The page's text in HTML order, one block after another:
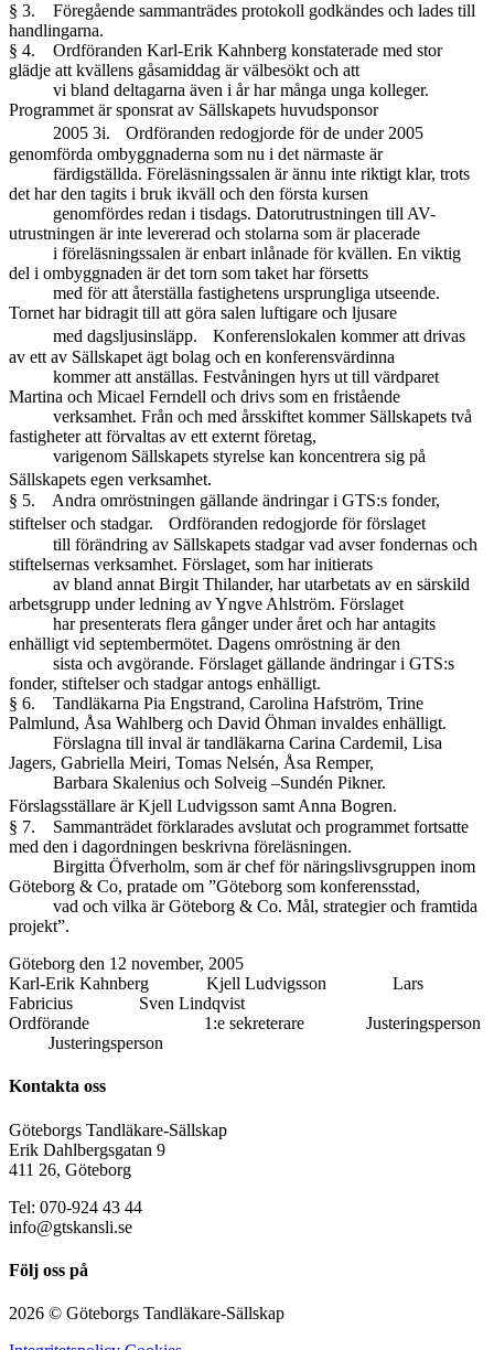
§ 3. Föregående sammanträdes protokoll godkändes och lades till
handlingarna.
§ 4. Ordföranden Karl-Erik Kahnberg konstaterade med stor
glädje att kvällens gåsamiddag är välbesökt och att
vi bland deltagarna även i år har många unga kolleger.
Programmet är sponsrat av Sällskapets huvudsponsor
2005 3i. Ordföranden redogjorde för de under 2005
genomförda ombyggnaderna som nu i det närmaste är
färdigställda. Föreläsningssalen är ännu inte riktigt klar, trots
det har den tagits i bruk ikväll och den första kursen
genomfördes redan i tisdags. Datorutrustningen till AV-
utrustningen är inte levererad och stolarna som är placerade
i föreläsningssalen är enbart inlånade för kvällen. En viktig
del i ombyggnaden är det torn som taket har försetts
med för att återställa fastighetens ursprungliga utseende.
Tornet har bidragit till att göra salen luftigare och ljusare
med dagsljusinsläpp. Konferenslokalen kommer att drivas
av ett av Sällskapet ägt bolag och en konferensvärdinna
kommer att anställas. Festvåningen hyrs ut till värdparet
Martina och Micael Ferndell och drivs som en fristående
verksamhet. Från och med årsskiftet kommer Sällskapets två
fastigheter att förvaltas av ett externt företag,
varigenom Sällskapets styrelse kan koncentrera sig på
Sällskapets egen verksamhet.
§ 5. Andra omröstningen gällande ändringar i GTS:s fonder,
stiftelser och stadgar. Ordföranden redogjorde för förslaget
till förändring av Sällskapets stadgar vad avser fondernas och
stiftelsernas verksamhet. Förslaget, som har initierats
av bland annat Birgit Thilander, har utarbetats av en särskild
arbetsgrupp under ledning av Yngve Ahlström. Förslaget
har presenterats flera gånger under året och har antagits
enhälligt vid septembermötet. Dagens omröstning är den
sista och avgörande. Förslaget gällande ändringar i GTS:s
fonder, stiftelser och stadgar antogs enhälligt.
§ 6. Tandläkarna Pia Engstrand, Carolina Hafström, Trine
Palmlund, Åsa Wahlberg och David Öhman invaldes enhälligt.
Förslagna till inval är tandläkarna Carina Cardemil, Lisa
Jagers, Gabriella Meiri, Tomas Nelsén, Åsa Remper,
Barbara Skalenius och Solveig –Sundén Pikner.
Förslagsställare är Kjell Ludvigsson samt Anna Bogren.
§ 7. Sammanträdet förklarades avslutat och programmet fortsatte
med den i dagordningen beskrivna föreläsningen.
Birgitta Öfverholm, som är chef för näringslivsgruppen inom
Göteborg & Co, pratade om ”Göteborg som konferensstad,
vad och vilka är Göteborg & Co. Mål, strategier och framtida
projekt”.
Göteborg den 12 november, 2005
Karl-Erik Kahnberg Kjell Ludvigsson Lars
Fabricius Sven Lindqvist
Ordförande 1:e sekreterare Justeringsperson
Justeringsperson
Kontakta oss
Göteborgs Tandläkare-Sällskap
Erik Dahlbergsgatan 9
411 26, Göteborg
Tel: 070-924 43 44
info@gtskansli.se
Följ oss på
2026 © Göteborgs Tandläkare-Sällskap